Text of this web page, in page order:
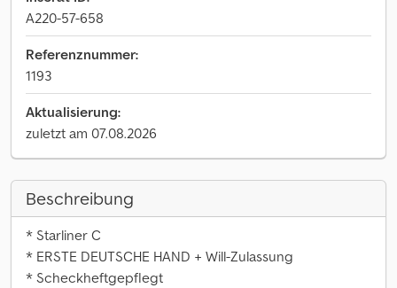
A220-57-658
Referenznummer:
1193
Aktualisierung:
zuletzt am 07.08.2026
Beschreibung
* Starliner C
* ERSTE DEUTSCHE HAND + Will-Zulassung
* Scheckheftgepflegt